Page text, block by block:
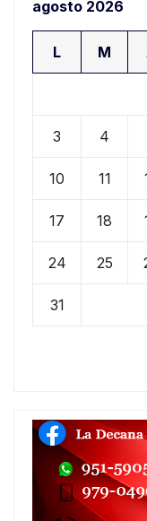
agosto 2026
L M
3 4
10 11
17 18
24 25
31